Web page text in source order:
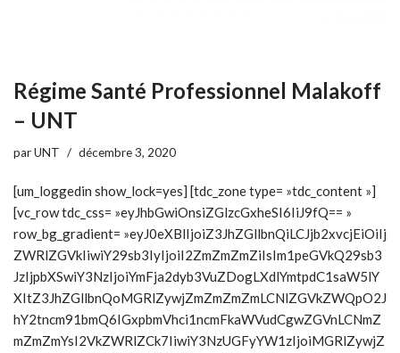
Régime Santé Professionnel Malakoff
– UNT
parUNT décembre 3, 2020
[um_loggedin show_lock=yes] [tdc_zone type= »tdc_content »]
[vc_row tdc_css= »eyJhbGwiOnsiZGlzcGxheSI6IiJ9fQ== »
row_bg_gradient= »eyJ0eXBlIjoiZ3JhZGllbnQiLCJjb2xvcjEiOiIj
ZWRlZGVkIiwiY29sb3IyIjoiI2ZmZmZmZiIsIm1peGVkQ29sb3
JzIjpbXSwiY3NzIjoiYmFja2dyb3VuZDogLXdlYmtpdC1saW5lY
XItZ3JhZGllbnQoMGRlZywjZmZmZmZmLCNlZGVkZWQpO2J
hY2tncm91bmQ6IGxpbmVhci1ncmFkaWVudCgwZGVnLCNmZ
mZmZmYsI2VkZWRlZCk7IiwiY3NzUGFyYW1zIjoiMGRlZywjZ